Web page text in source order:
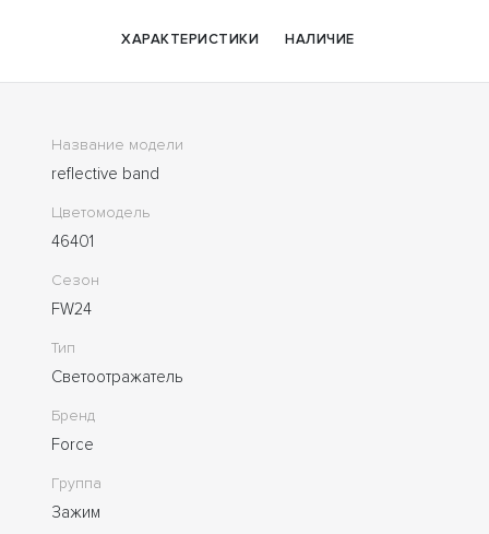
ХАРАКТЕРИСТИКИ НАЛИЧИЕ
Название модели
reflective band
Цветомодель
46401
Сезон
FW24
Тип
Светоотражатель
Бренд
Force
Группа
Зажим